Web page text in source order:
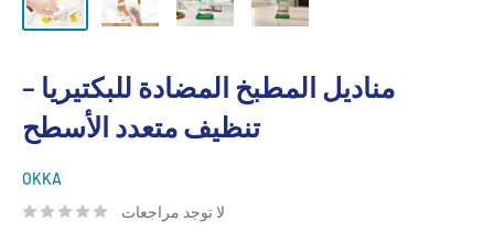
مناديل المطبخ المضادة للبكتيريا –
تنظيف متعدد الأسطح
OKKA
لا توجد مراجعات